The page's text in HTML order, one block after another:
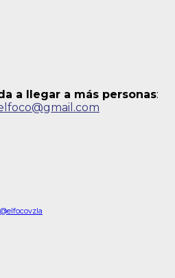
a llegar a más personas:
@elfocovzla